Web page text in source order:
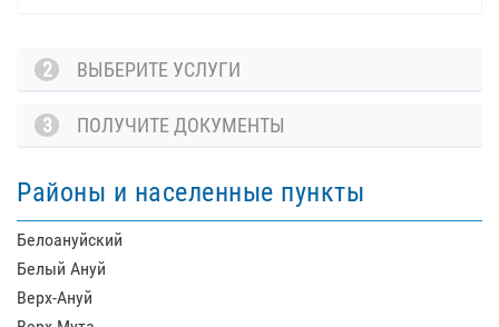
2 ВЫБЕРИТЕ УСЛУГИ
3 ПОЛУЧИТЕ ДОКУМЕНТЫ
Районы и населенные пункты
Белоануйский
Белый Ануй
Верх-Ануй